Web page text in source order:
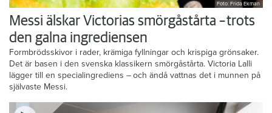
Foto: Frida Ekman
Messi älskar Victorias smörgåstårta – trots
den galna ingrediensen
Formbrödsskivor i rader, krämiga fyllningar och krispiga grönsaker.
Det är basen i den svenska klassikern smörgåstårta. Victoria Lalli
lägger till en specialingrediens – och ändå vattnas det i munnen på
självaste Messi.